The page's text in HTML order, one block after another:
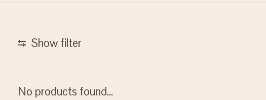
Show filter
No products found...